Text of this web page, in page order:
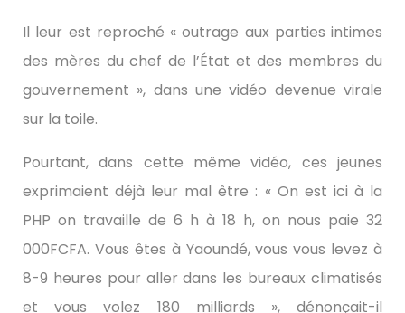
Il leur est reproché « outrage aux parties intimes
des mères du chef de l’État et des membres du
gouvernement », dans une vidéo devenue virale
sur la toile.
Pourtant, dans cette même vidéo, ces jeunes
exprimaient déjà leur mal être : « On est ici à la
PHP on travaille de 6 h à 18 h, on nous paie 32
000FCFA. Vous êtes à Yaoundé, vous vous levez à
8-9 heures pour aller dans les bureaux climatisés
et vous volez 180 milliards », dénonçait-il